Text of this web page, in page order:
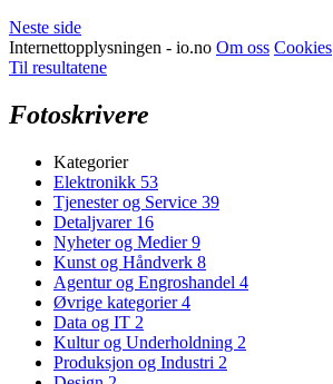
Neste side
Internettopplysningen - io.no Om oss Cookies
Til resultatene
Fotoskrivere
Kategorier
Elektronikk 53
Tjenester og Service 39
Detaljvarer 16
Nyheter og Medier9
Kunst og Håndverk 8
Agentur og Engroshandel 4
Øvrige kategorier4
Data og IT 2
Kultur og Underholdning 2
Produksjon og Industri 2